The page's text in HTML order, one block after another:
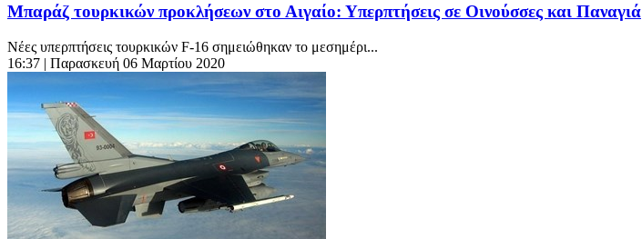
Μπαράζ τουρκικών προκλήσεων στο Αιγαίο: Υπερπτήσεις σε Οινούσσες και Παναγιά
Νέες υπερπτήσεις τουρκικών F-16 σημειώθηκαν το μεσημέρι...
16:37 | Παρασκευή 06 Μαρτίου 2020